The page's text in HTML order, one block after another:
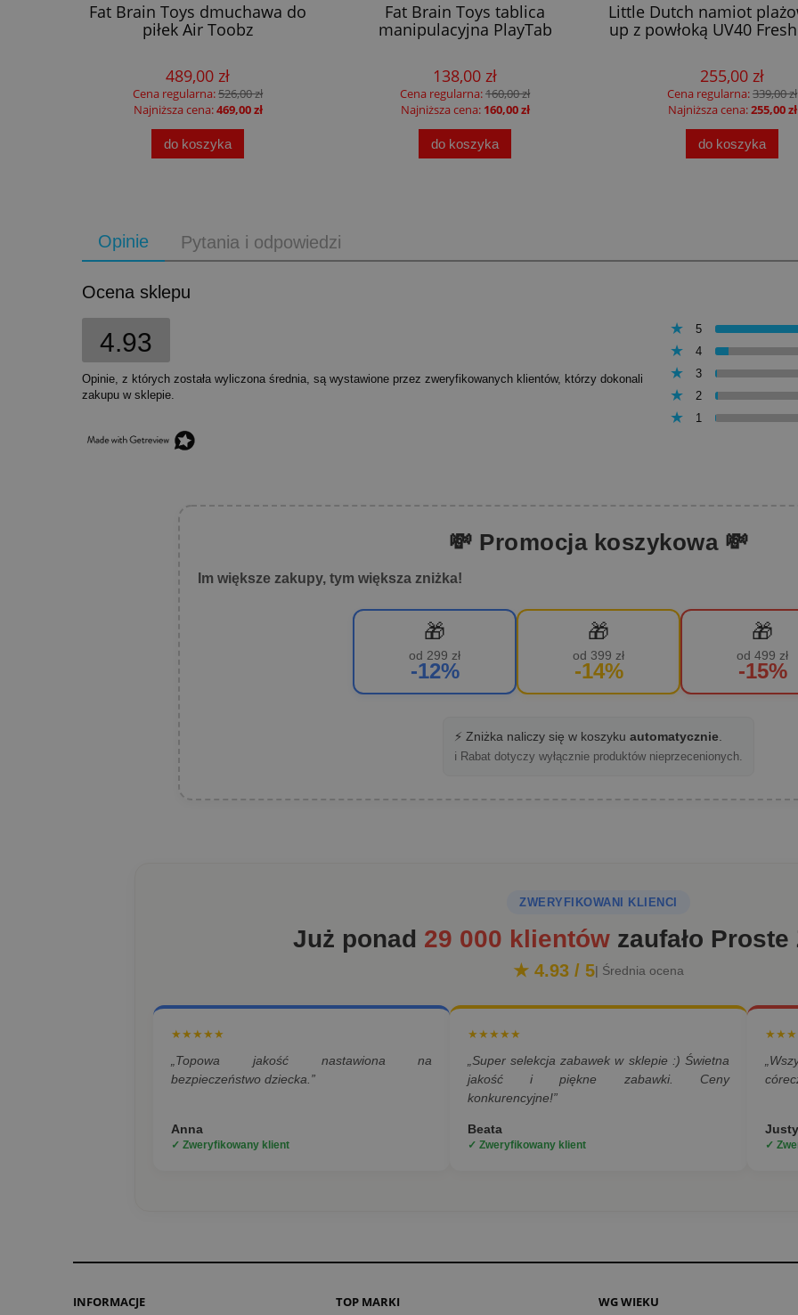
Fat Brain Toys dmuchawa do
piłek Air Toobz
489,00 zł
Cena regularna:526,00 zł
Najniższa cena:469,00 zł
do koszyka
Fat Brain Toys tablica
manipulacyjna PlayTab
138,00 zł
Cena regularna:160,00 zł
Najniższa cena: 160,00 zł
do koszyka
Little Dutch namiot
up z powłoką UV40
255,00 zł
Cena regularna:339,00 zł
Najniższa cena:255,00 zł
do koszyka
Opinie Pytania i odpowiedzi
Ocena sklepu
4.93
Opinie, z których została wyliczona średnia, są wystawione przez zweryfikowanych klientów, którzy dokonali
zakupu w sklepie.
5
4
3
2
1
💸 Promocja koszykowa 💸
Im większe zakupy, tym większa zniżka!
🎁
od 299 zł
-12%
🎁
od 399 zł
-14%
🎁
od 499 zł
-15%
⚡ Zniżka naliczy się w koszyku automatycznie
ℹ️ Rabat dotyczy wyłącznie produktów nieprzecenionych.
ZWERYFIKOWANI KLIENCI
Już ponad 29 000 klientów zaufało
★ 4.93 / 5| Średnia ocena
★★★★★
„Topowa jakość nastawiona na
bezpieczeństwo dziecka.”
Anna
✓ Zweryfikowany klient
★★★★★
„Super selekcja zabawek w sklepie :) Świetna
jakość i piękne zabawki. Ceny
konkurencyjne!”
Beata
✓ Zweryfikowany klient ✓
INFORMACJE TOP MARKI WG WIEKU